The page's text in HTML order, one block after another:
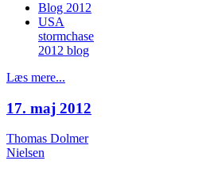
Blog 2012
USA
stormchase
2012 blog
Læs mere...
17. maj 2012
Thomas Dolmer
Nielsen